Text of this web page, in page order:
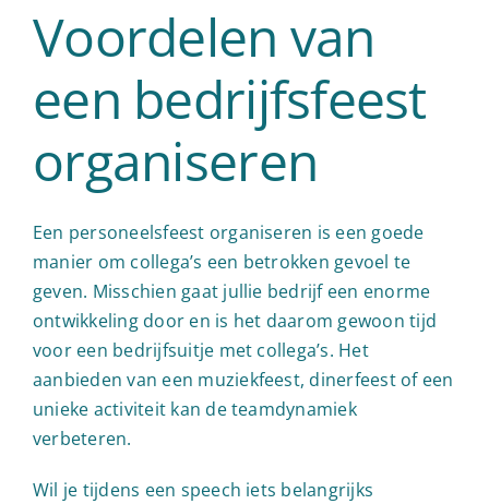
Voordelen van
een bedrijfsfeest
organiseren
Een personeelsfeest organiseren is een goede
manier om collega’s een betrokken gevoel te
geven. Misschien gaat jullie bedrijf een enorme
ontwikkeling door en is het daarom gewoon tijd
voor een bedrijfsuitje met collega’s. Het
aanbieden van een muziekfeest, dinerfeest of een
unieke activiteit kan de teamdynamiek
verbeteren.
Wil je tijdens een speech iets belangrijks